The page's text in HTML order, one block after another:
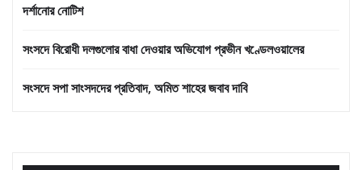
দর্শানোর নোটিশ
সংসদে বিরোধী দলগুলোর বাধা দেওয়ার অভিযোগ প্রভীন খণ্ডেলওয়ালের
সংসদে সপা সাংসদদের প্রতিবাদ, অমিত শাহের জবাব দাবি